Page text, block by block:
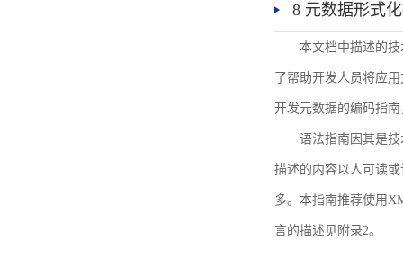
8 元数据形式
本文档中描述的
了帮助开发人员将应
开发元数据的编码指
语法指南因其是
描述的内容以人可读
多。本指南推荐使用
言的描述见附录2。